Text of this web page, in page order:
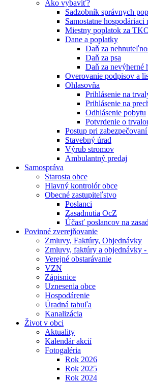
Ako vybaviť?
Sadzobník správnych
Samostatne
Miestny poplatok za
Dane a poplatky
Daň za
Daň za psa
Daň za nevýherné
Overovanie podpisov a
Ohlasovňa
Prihlásenie na
Prihlásenie na
Odhlásenie pobytu
Potvrdenie o
Postup pri
Stavebný úrad
Výrub stromov
Ambulantný predaj
Samospráva
Starosta obce
Hlavný kontrolór obce
Obecné zastupiteľstvo
Poslanci
Zasadnutia OcZ
Účasť poslancov na
Povinné zverejňovanie
Zmluvy, Faktúry, Objednávky
Zmluvy, faktúry a objednávky
Verejné obstarávanie
VZN
Zápisnice
Uznesenia obce
Hospodárenie
Úradná tabuľa
Kanalizácia
Život v obci
Aktuality
Kalendár akcií
Fotogaléria
Rok 2026
Rok 2025
Rok 2024